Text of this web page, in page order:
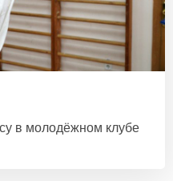
в молодёжном клубе